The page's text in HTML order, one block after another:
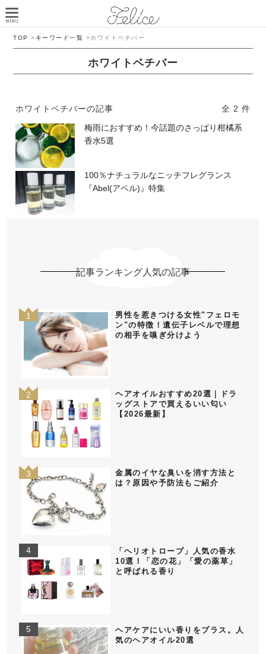
TOP > キーワード一覧 >ホワイトベチバー
ホワイトベチバー
ホワイトベチバーの記事
全 2 件
梅雨におすすめ！今話題のさっぱり柑橘系
香水5選
100％ナチュラルなニッチフレグランス
『Abel(アベル)』特集
記事ランキング人気の記事
男性を惹きつける女性"フェロモ
ン"の特徴！遺伝子レベルで理想
の相手を嗅ぎ分けよう
ヘアオイルおすすめ20選｜ドラ
ッグストアで買えるいい匂い
【2026最新】
金属のイヤな臭いを消す方法と
は？原因や予防法もご紹介
「ヘリオトロープ」人気の香水
10選！「恋の花」「愛の薬草」
と呼ばれる香り
ヘアケアにいい香りをプラス。人
気のヘアオイル20選